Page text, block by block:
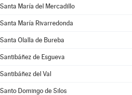
Santa María del Mercadillo
Santa María Rivarredonda
Santa Olalla de Bureba
Santibáñez de Esgueva
Santibáñez del Val
Santo Domingo de Silos